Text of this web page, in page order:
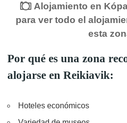
Alojamiento en
para ver todo el
esta
Por qué es una zona
alojarse en Reikiavik:
Hoteles económicos